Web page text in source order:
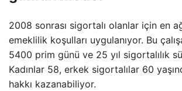
2008 sonrası sigortalı olanlar için en
emeklilik koşulları uygulanıyor. Bu
5400 prim günü ve 25 yıl sigortalılık
Kadınlar 58, erkek sigortalılar 60
hakkı kazanabiliyor.